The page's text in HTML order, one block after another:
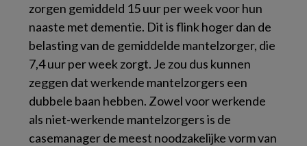
zorgen gemiddeld 15 uur per week voor hun
naaste met dementie. Dit is flink hoger dan de
belasting van de gemiddelde mantelzorger, die
7,4 uur per week zorgt. Je zou dus kunnen
zeggen dat werkende mantelzorgers een
dubbele baan hebben. Zowel voor werkende
als niet-werkende mantelzorgers is de
casemanager de meest noodzakelijke vorm van